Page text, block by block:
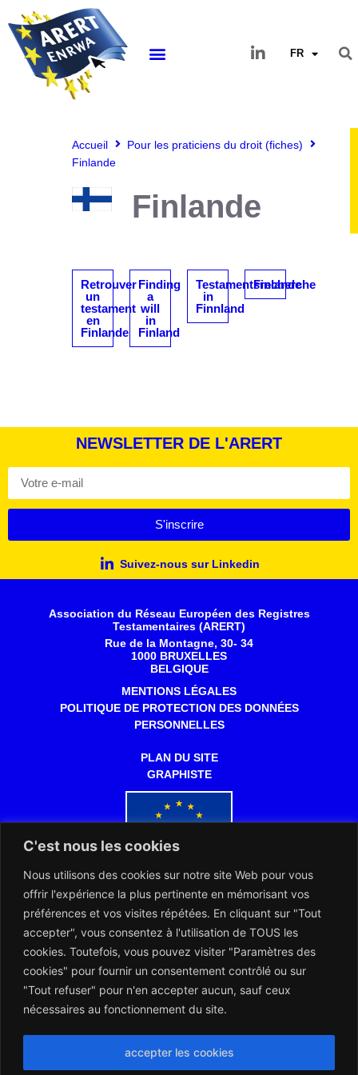
C'est nous les cookies
Nous utilisons des cookies sur notre site Web pour vous
offrir l'expérience la plus pertinente en mémorisant vos
préférences et vos visites répétées. En cliquant sur "Tout
accepter", vous consentez à l'utilisation de TOUS les
cookies. Toutefois, vous pouvez visiter "Paramètres des
cookies" pour fournir un consentement contrôlé ou sur
"Tout refuser" pour n'en accepter aucun, sauf ceux
nécessaires au fonctionnement du site.
accepter les cookies
FR
Accueil
Pour les praticiens du droit (fiches)
Finlande
Finlande
Retrouver
un
testament
en
Finlande
Finding
a
will
in
Finland
Testamentsrecherche
in
Finnland
Finlande
NEWSLETTER DE L'ARERT
S'inscrire
Suivez-nous sur Linkedin
Association du Réseau Européen des Registres
Testamentaires (ARERT)
Rue de la Montagne, 30- 34
1000 BRUXELLES
BELGIQUE
MENTIONS LÉGALES
POLITIQUE DE PROTECTION DES DONNÉES
PERSONNELLES
PLAN DU SITE
GRAPHISTE
Co-financé par l'Union européenne
L’ARERT et les Notaires d’Europe collaborent dans l’intérêt des
citoyens européens